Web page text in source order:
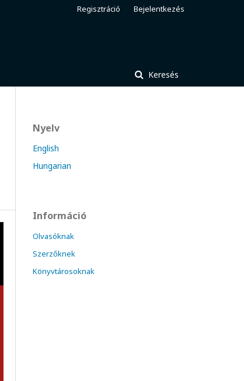
Keresés
Regisztráció Bejelentkezés
Nyelv
English
Hungarian
Információ
Olvasóknak
Szerzőknek
Könyvtárosoknak